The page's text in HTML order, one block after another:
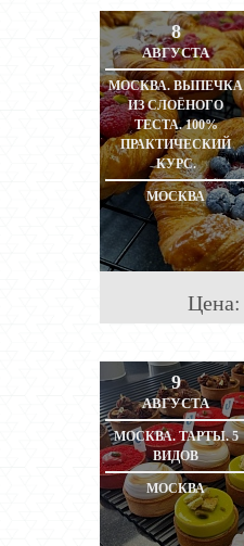
8
АВГУСТА
МОСКВА. ВЫПЕЧКА
ИЗ СЛОЁНОГО
ТЕСТА. 100%
ПРАКТИЧЕСКИЙ
КУРС.
МОСКВА
Цена:
9
АВГУСТА
МОСКВА. ТАРТЫ. 5
ВИДОВ
МОСКВА